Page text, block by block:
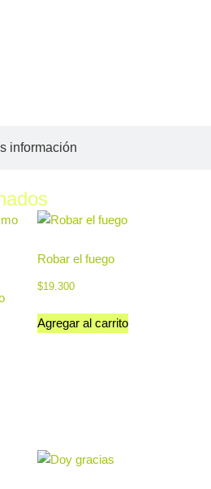
información
Robar el fuego
$19.300
Agregar al carrito